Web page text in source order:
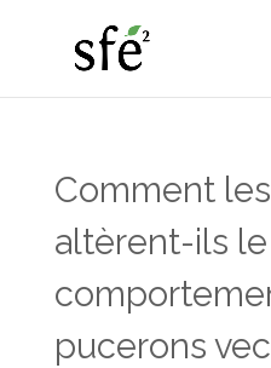
Comment
altèrent-ils le
pucerons